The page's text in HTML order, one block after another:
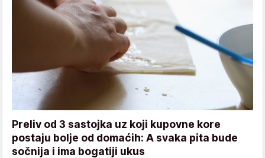
Preliv od 3 sastojka uz koji kupovne kore
postaju bolje od domaćih: A svaka pita bude
sočnija i ima bogatiji ukus